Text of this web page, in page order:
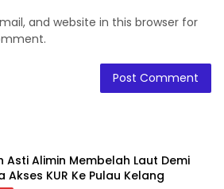
and website in this browser for
Asti Alimin Membelah Laut Demi
Akses KUR Ke Pulau Kelang